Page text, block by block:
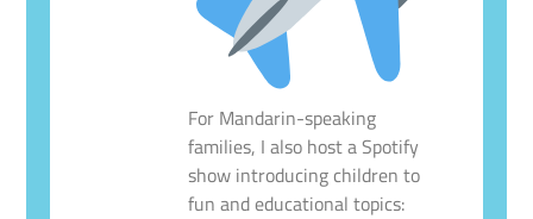
For Mandarin-speaking
families, I also host a Spotify
show introducing children to
fun and educational topics: